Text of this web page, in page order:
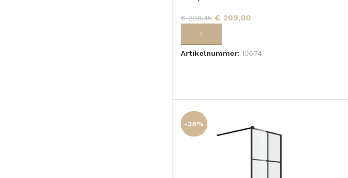
€296,45 € 209,00
TOEVOEGEN AAN WINKELWAGEN
Artikelnummer: 10674
-36%